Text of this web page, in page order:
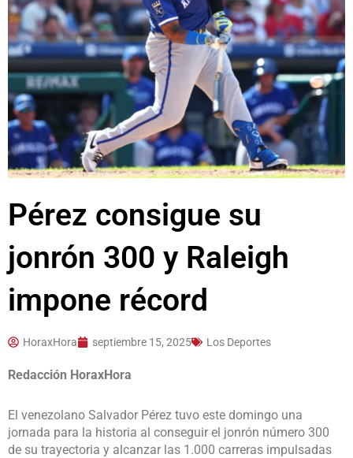
Pérez consigue su
jonrón 300 y Raleigh
impone récord
HoraxHora septiembre 15, 2025 Los Deportes
Redacción HoraxHora
El venezolano Salvador Pérez tuvo este domingo una
jornada para la historia al conseguir el jonrón número 300
de su trayectoria y alcanzar las 1.000 carreras impulsadas